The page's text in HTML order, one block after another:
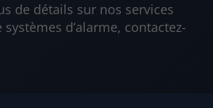
de détails sur nos services
d’alarme, contactez-